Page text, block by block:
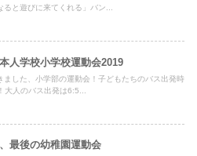
ると遊びに来てくれる」バン...
人学校小学校運動会2019
ました、小学部の運動会！子どもたちのバス出発時
大人のバス出発は6:5...
最後の幼稚園運動会